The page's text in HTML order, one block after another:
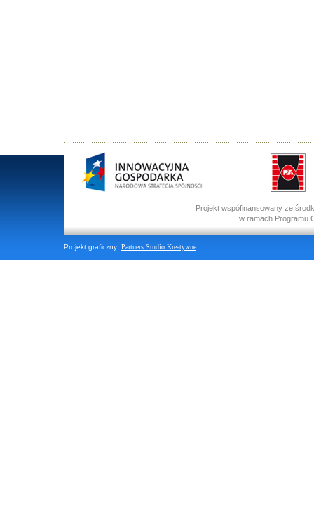
Projekt wspófinansowany ze
w ramach Programu
Projekt graficzny: Partners Studio Kreatywne